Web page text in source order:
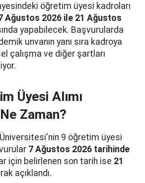
öğretim üyesi kadroları
Ağustos 2026 ile 21 Ağustos
yapabilecek. Başvurularda
unvanın yanı sıra kadroya
çalışma ve diğer şartları
Üyesi Alımı
Zaman?
9 öğretim üyesi
7 Ağustos 2026 tarihinde
için belirlenen son tarih ise 21
açıklandı.